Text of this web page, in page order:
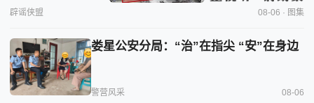
辟谣侠盟 08-06 · 图集
娄星公安分局：“治”在指尖 “安”在身边
警营风采 08-06